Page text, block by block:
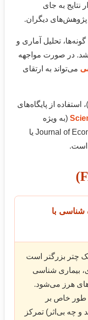
نتایج به جای
دیگران.
تحلیل آماری و
در صورت مواجهه
می‌تواند به ارتقای
از پایگاه‌های
(به ویژه
ژورنال‌هایی چون Journal of Economic Entomology یا
شناسی با
چتر بزرگتر است
بیماری شناسی
هرز می‌شود.
طور خاص بر
چه بی‌اثر) تمرکز